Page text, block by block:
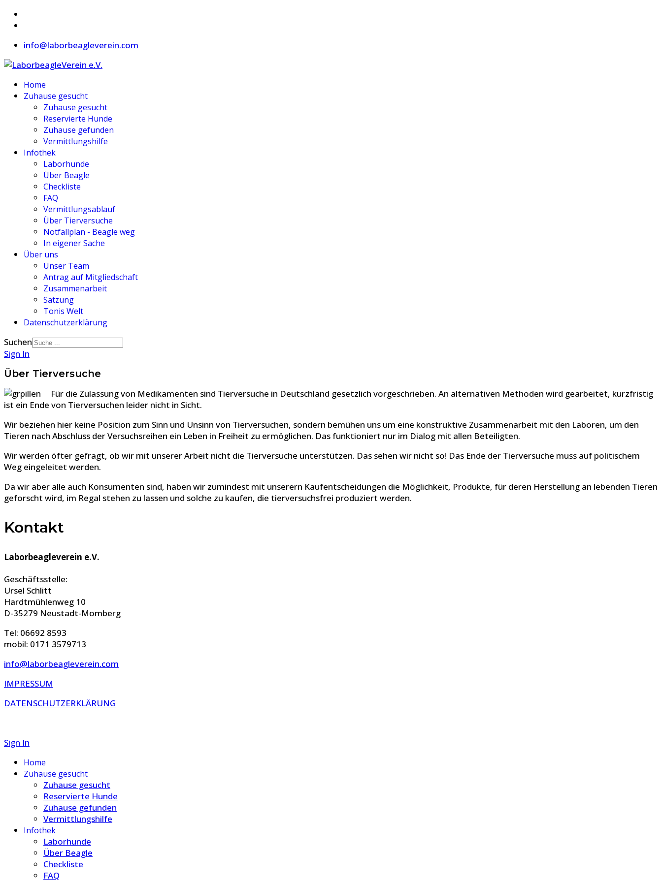
info@laborbeagleverein.com
Home
Zuhause gesucht
Zuhause gesucht
Reservierte Hunde
Zuhause gefunden
Vermittlungshilfe
Infothek
Laborhunde
Über Beagle
Checkliste
FAQ
Vermittlungsablauf
Über Tierversuche
Notfallplan - Beagle weg
In eigener Sache
Über uns
Unser Team
Antrag auf Mitgliedschaft
Zusammenarbeit
Satzung
Tonis Welt
Datenschutzerklärung
Suchen
Sign In
Über Tierversuche
Für die Zulassung von Medikamenten sind Tierversuche in Deutschland gesetzlich vorgeschrieben. An alternativen Methoden wird gearbeitet, kurzfristig
ist ein Ende von Tierversuchen leider nicht in Sicht.
Wir beziehen hier keine Position zum Sinn und Unsinn von Tierversuchen, sondern bemühen uns um eine konstruktive Zusammenarbeit mit den Laboren, um den
Tieren nach Abschluss der Versuchsreihen ein Leben in Freiheit zu ermöglichen. Das funktioniert nur im Dialog mit allen Beteiligten.
Wir werden öfter gefragt, ob wir mit unserer Arbeit nicht die Tierversuche unterstützen. Das sehen wir nicht so! Das Ende der Tierversuche muss auf politischem
Weg eingeleitet werden.
Da wir aber alle auch Konsumenten sind, haben wir zumindest mit unserern Kaufentscheidungen die Möglichkeit, Produkte, für deren Herstellung an lebenden Tieren
geforscht wird, im Regal stehen zu lassen und solche zu kaufen, die tierversuchsfrei produziert werden.
Kontakt
Laborbeagleverein e.V.
Geschäftsstelle:
Ursel Schlitt
Hardtmühlenweg 10
D-35279 Neustadt-Momberg
Tel: 06692 8593
mobil: 0171 3579713
info@laborbeagleverein.com
IMPRESSUM
DATENSCHUTZERKLÄRUNG
Sign In
Home
Zuhause gesucht
Zuhause gesucht
Reservierte Hunde
Zuhause gefunden
Vermittlungshilfe
Infothek
Laborhunde
Über Beagle
Checkliste
FAQ